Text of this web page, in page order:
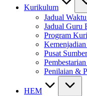
Kurikulum
Jadual
Jadual Guru
Program
Pusat
Penilaian &
HEM